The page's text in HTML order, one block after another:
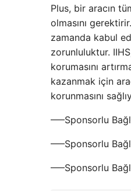
Plus, bir aracın
olmasını
zamanda kabul
zorunluluktur.
korumasını
kazanmak için
korunmasını
—–Sponsorlu
—–Sponsorlu
—–Sponsorlu